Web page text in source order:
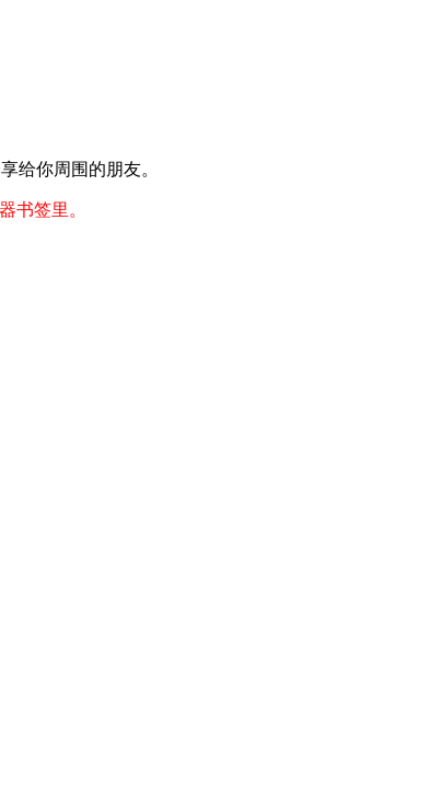
给你周围的朋友。
书签里。